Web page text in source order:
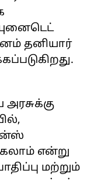
தனியார்
என்று
மற்றும்